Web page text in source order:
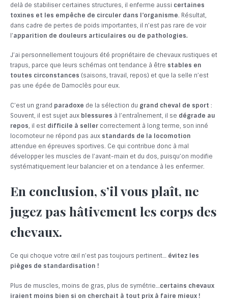
delà de stabiliser certaines structures, il enferme aussi certaines
toxines et les empêche de circuler dans l’organisme. Résultat,
dans cadre de pertes de poids importantes, il n’est pas rare de voir
l’apparition de douleurs articulaires ou de pathologies.
J’ai personnellement toujours été propriétaire de chevaux rustiques et
trapus, parce que leurs schémas ont tendance à être stables en
toutes circonstances (saisons, travail, repos) et que la selle n’est
pas une épée de Damoclès pour eux.
C’est un grand paradoxe de la sélection du grand cheval de sport :
Souvent, il est sujet aux blessures à l’entraînement, il se dégrade au
repos, il est difficile à seller correctement à long terme, son inné
locomoteur ne répond pas aux standards de la locomotion
attendue en épreuves sportives. Ce qui contribue donc à mal
développer les muscles de l’avant-main et du dos, puisqu’on modifie
systématiquement leur balancier et on a tendance à les enfermer.
En conclusion, s’il vous plaît, ne
jugez pas hâtivement les corps des
chevaux.
Ce qui choque votre œil n’est pas toujours pertinent… évitez les
pièges de standardisation !
Plus de muscles, moins de gras, plus de symétrie…certains chevaux
iraient moins bien si on cherchait à tout prix à faire mieux !